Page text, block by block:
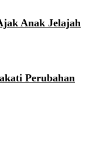
Anak Jelajah
Perubahan